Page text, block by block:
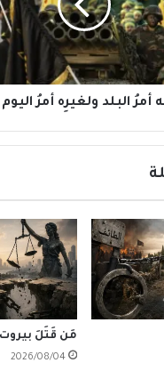
أمرُ البلد ولغيرِه أمرُ اليوم
مَن قَتَلَ
2026/08/04